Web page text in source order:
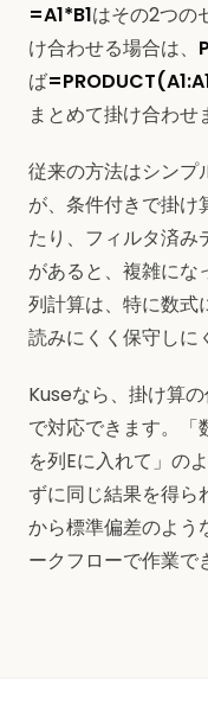
=A1*B1はその2つの
け合わせる場合は、
ば
まとめて掛け合わせ
従来の方法はシンプ
が、条件付きで掛け
たり、フィルタ済み
があると、複雑にな
列計算は、特に数式
読みにくく保守しに
Kuseなら、掛け算
で対応できます。「
を列Eに入れて」の
ずに同じ結果を得ら
から標準偏差のよう
ークフローで作業で